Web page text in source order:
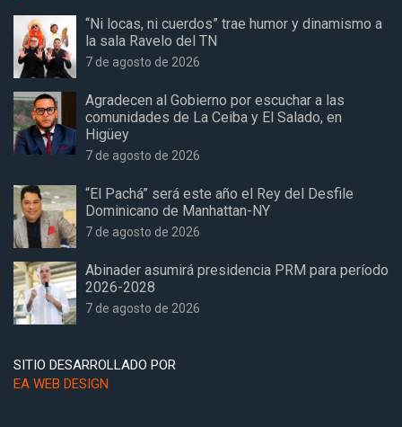
“Ni locas, ni cuerdos” trae humor y dinamismo a
la sala Ravelo del TN
7 de agosto de 2026
Agradecen al Gobierno por escuchar a las
comunidades de La Ceiba y El Salado, en
Higüey
7 de agosto de 2026
“El Pachá” será este año el Rey del Desfile
Dominicano de Manhattan-NY
7 de agosto de 2026
Abinader asumirá presidencia PRM para período
2026-2028
7 de agosto de 2026
SITIO DESARROLLADO POR
EA WEB DESIGN